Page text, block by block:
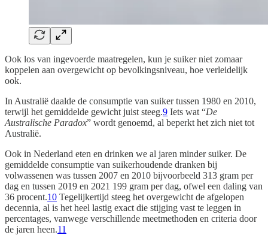
Ook los van ingevoerde maatregelen, kun je suiker niet zomaar
koppelen aan overgewicht op bevolkingsniveau, hoe verleidelijk
ook.
In Australië daalde de consumptie van suiker tussen 1980 en 2010,
terwijl het gemiddelde gewicht juist steeg.9 Iets wat “De
Australische Paradox” wordt genoemd, al beperkt het zich niet tot
Australië.
Ook in Nederland eten en drinken we al jaren minder suiker. De
gemiddelde consumptie van suikerhoudende dranken bij
volwassenen was tussen 2007 en 2010 bijvoorbeeld 313 gram per
dag en tussen 2019 en 2021 199 gram per dag, ofwel een daling van
36 procent.10 Tegelijkertijd steeg het overgewicht de afgelopen
decennia, al is het heel lastig exact die stijging vast te leggen in
percentages, vanwege verschillende meetmethoden en criteria door
de jaren heen.11